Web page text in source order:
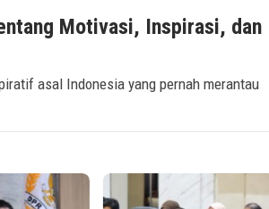
Motivasi, Inspirasi, dan
asal Indonesia yang pernah merantau